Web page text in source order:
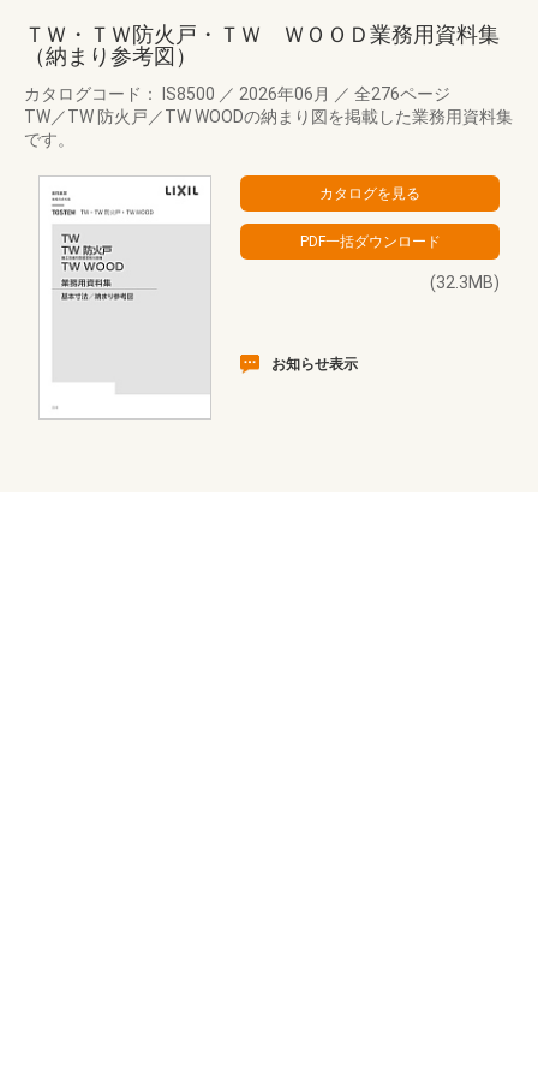
ＴＷ・ＴＷ防火戸・ＴＷ ＷＯＯＤ業務用資料集
（納まり参考図）
カタログコード： IS8500 ／ 2026年06月 ／ 全276ページ
TW／TW 防火戸／TW WOODの納まり図を掲載した業務用資料集
です。
(32.3MB)
お知らせ表示